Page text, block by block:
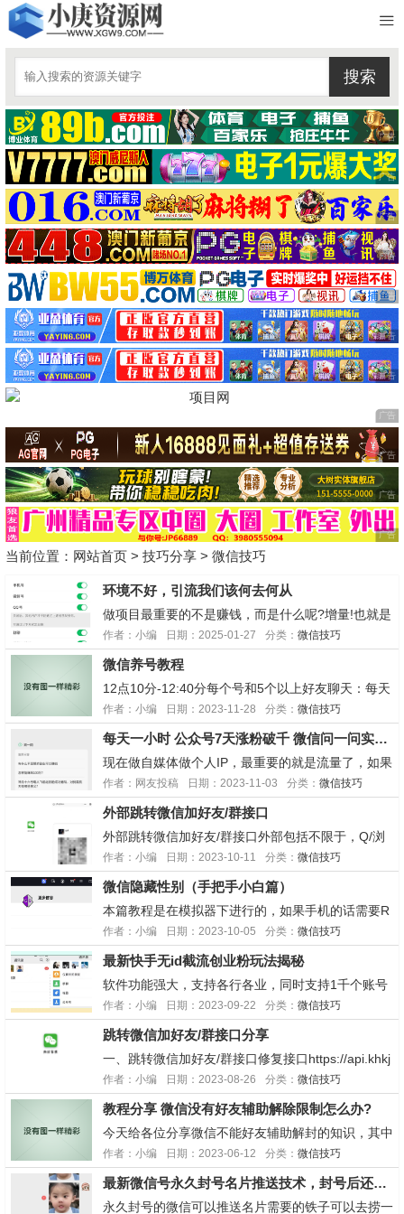
当前位置： 网站首页 > 技巧分享 > 微信技巧
环境不好，引流我们该何去何从
做项目最重要的不是赚钱，而是什么呢?增量!也就是
有进步。不只是项目，任何新的事情，都是如此。很
多人坚持不下去，就是看不到任何变化，或者是自己
内心里目标太高，哪怕有变化也看不上。发个帖子，
铁定就能赚100块钱，估计每天不睡觉发帖，都有人
愿意干...
作者：小编 日期：2025-01-27 分类： 微信技巧
微信养号教程
12点10分-12:40分每个号和5个以上好友聊天：每天
分2-3个时间段，每个好友来回聊天5-10句左右，要
文字、表情、语音、图片、文章等夹杂。不能是单向
聊天，一定要是有来有回（早晚，或早中晚。当然每
天操作的时间段不要固定死了）。12：40...
作者：小编 日期：2023-11-28 分类： 微信技巧
每天一小时 公众号7天涨粉破千 微信问一问实战引流教学
现在做自媒体做个人IP，最重要的就是流量了，如果
你在短视频平台发内容，先不说你要跟几亿创作者共
同竞争流量，单是将这些粉丝引进你的微信里，就会
面临各种难题，难倒大部分人。微信问一问是微信生
态的一个新功能，你可以理解成微信里的知乎，是一
个今年新...
作者：网友投稿 日期：2023-11-03 分类： 微信技巧
外部跳转微信加好友/群接口
外部跳转微信加好友/群接口外部包括不限于，Q/浏
览器/app接口https://cj.khkj6.com/wx.php?i=二维码
地址后面直接拼接二维码地址就行二维码地址有限
制，必须要下面的图床上传的https://tc.khkj6.com...
作者：小编 日期：2023-10-11 分类： 微信技巧
微信隐藏性别（手把手小白篇）
本篇教程是在模拟器下进行的，如果手机的话需要R
OOT1.所需软件雷电模拟器9.0.59（设置里开启RO
OT权限）GG修改器 https://gameguardian.net/dow
nloadGG修改器安装之后会有两个图标，SW(...
作者：小编 日期：2023-10-05 分类： 微信技巧
最新快手无id截流创业粉玩法揭秘
软件功能强大，支持各行各业，同时支持1千个账号
同时运行全自动模拟人工操作，自动引流要么你有一
千个员工，要么你用软件一个按钮，全自动运行。...
作者：小编 日期：2023-09-22 分类： 微信技巧
跳转微信加好友/群接口分享
一、跳转微信加好友/群接口修复接口https://api.khkj
6.com/wx/?i=二维码地址后面直接拼接二维码地址就
行二维码地址有限制，必须要下面的图床上传的图床
地址也更新了https://imgse.com/(bing搜索的[滑稽...
作者：小编 日期：2023-08-26 分类： 微信技巧
教程分享 微信没有好友辅助解除限制怎么办?
今天给各位分享微信不能好友辅助解封的知识，其中
也会对微信号不能好友辅助进行解释，如果能碰巧解
决你现在面临的问题，别忘了关注本站（解封平
台），现在开始吧！本文目录一览：1、微信被限制
登录,可以自助解封但是没有符合条件的好友帮助解
作者：小编 日期：2023-06-12 分类： 微信技巧
最新微信号永久封号名片推送技术，封号后还是能名片推送消息
永久封号的微信可以推送名片需要的铁子可以去捞一